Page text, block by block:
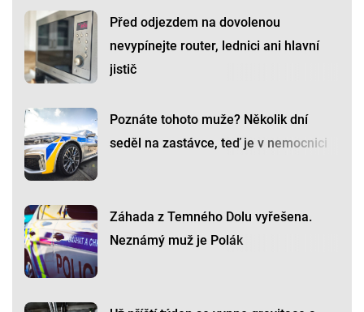
Před odjezdem na dovolenou
nevypínejte router, lednici ani hlavní
jistič
Poznáte tohoto muže? Několik dní
seděl na zastávce, teď je v nemocnici
Záhada z Temného Dolu vyřešena.
Neznámý muž je Polák